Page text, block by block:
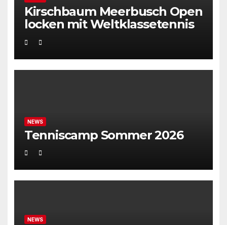
Kirschbaum Meerbusch Open
locken mit Weltklassetennis
NEWS
Tenniscamp Sommer 2026
NEWS